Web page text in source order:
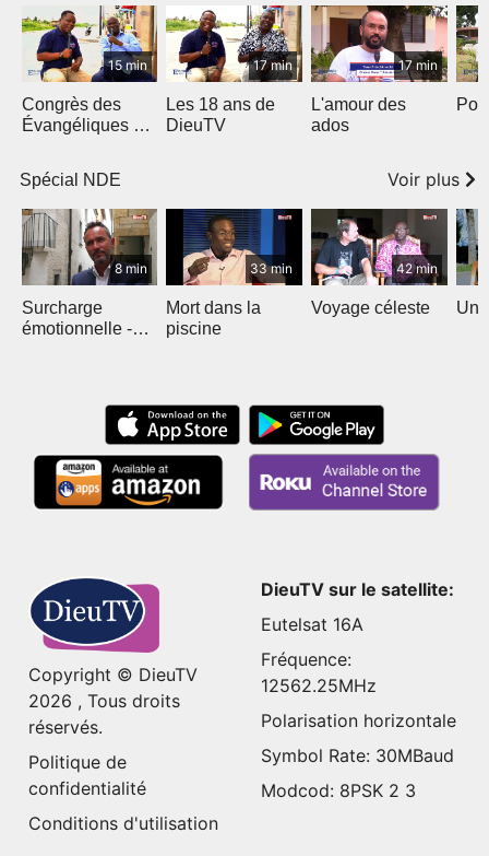
15 min
Congrès des
Évangéliques de
17 min
Les 18 ans de
DieuTV
17 min
L'amour des
ados
Spécial NDE Voir plus
8 min
Surcharge
émotionnelle -
33 min
Mort dans la
piscine
42 min
Voyage céleste Un
Copyright © DieuTV
2026 , Tous droits
réservés.
Politique de
confidentialité
Conditions d'utilisation
DieuTV sur le satellite:
Eutelsat 16A
Fréquence:
12562.25MHz
Polarisation horizontale
Symbol Rate: 30MBaud
Modcod: 8PSK 2 3